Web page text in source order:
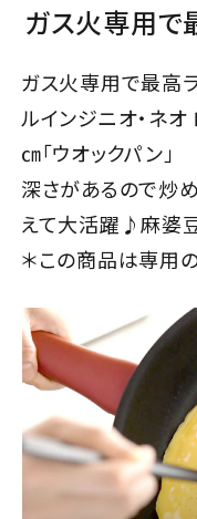
ガス火専用で
ガス火専用で最高ラ
ルインジニオ・ネ
㎝「ウオックパン」
深さがあるので炒
えて大活躍♪麻婆
＊この商品は専用